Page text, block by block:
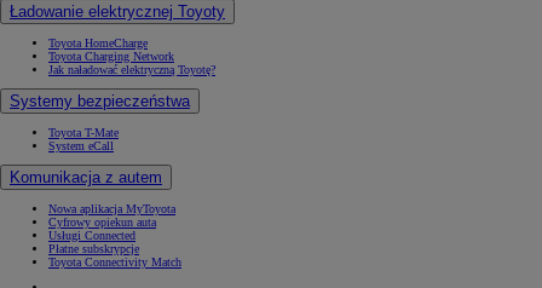
Ładowanie elektrycznej Toyoty
Toyota HomeCharge
Toyota Charging Network
Jak naładować elektryczną Toyotę?
Systemy bezpieczeństwa
Toyota T-Mate
System eCall
Komunikacja z autem
Nowa aplikacja MyToyota
Cyfrowy opiekun auta
Usługi Connected
Płatne subskrypcje
Toyota Connectivity Match